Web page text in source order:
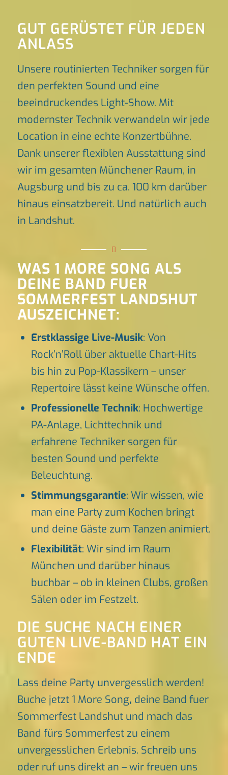
GUT GERÜSTET FÜR JEDEN
ANLASS
Unsere routinierten Techniker sorgen für
den perfekten Sound und eine
beeindruckendes Light-Show. Mit
modernster Technik verwandeln wir jede
Location in eine echte Konzertbühne.
Dank unserer flexiblen Ausstattung sind
wir im gesamten Münchener Raum, in
Augsburg und bis zu ca. 100 km darüber
hinaus einsatzbereit. Und natürlich auch
in Landshut.
WAS 1 MORE SONG ALS
DEINE BAND FUER
SOMMERFEST LANDSHUT
AUSZEICHNET:
Erstklassige Live-Musik: Von
Rock’n’Roll über aktuelle Chart-Hits
bis hin zu Pop-Klassikern – unser
Repertoire lässt keine Wünsche offen.
Professionelle Technik: Hochwertige
PA-Anlage, Lichttechnik und
erfahrene Techniker sorgen für
besten Sound und perfekte
Beleuchtung.
Stimmungsgarantie: Wir wissen, wie
man eine Party zum Kochen bringt
und deine Gäste zum Tanzen animiert.
Flexibilität: Wir sind im Raum
München und darüber hinaus
buchbar – ob in kleinen Clubs, großen
Sälen oder im Festzelt.
DIE SUCHE NACH EINER
GUTEN LIVE-BAND HAT EIN
ENDE
Lass deine Party unvergesslich werden!
Buche jetzt 1 More Song, deine Band fuer
Sommerfest Landshut und mach das
Band fürs Sommerfest zu einem
unvergesslichen Erlebnis. Schreib uns
oder ruf uns direkt an – wir freuen uns